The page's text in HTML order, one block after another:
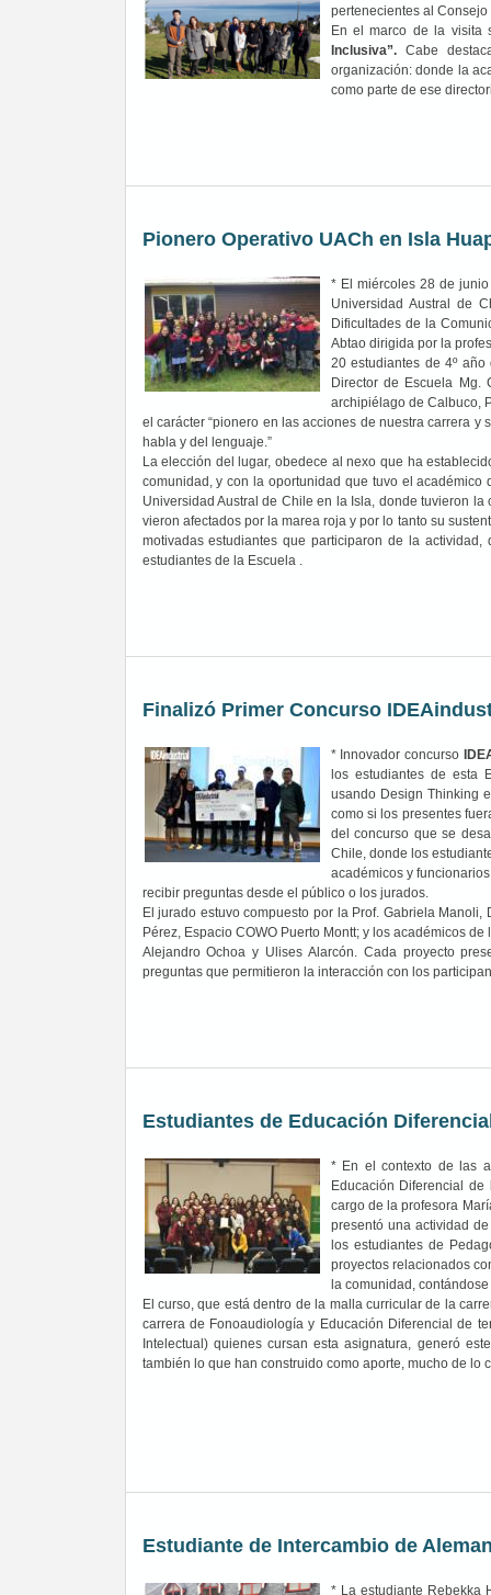
pertenecientes al
En el marco de la visita
Inclusiva”. Cabe
organización: donde la
como
Pionero Operativo UACh en Isla
* El miércoles 28 de
Universidad Austral de
Dificultades de la
Abtao dirigida por la
20 estudiantes de 4º
Director de Escuela
archipiélago de Calbuco,
el carácter “pionero en las acciones de nuestra carrera
habla y del lenguaje.”
La elección del lugar, obedece al nexo que ha
comunidad, y con la oportunidad que tuvo el
Universidad Austral de Chile en la Isla, donde tuvieron
vieron afectados por la marea roja y por lo tanto su
motivadas estudiantes que participaron de la
estudiantes de la
Finalizó Primer Concurso
* Innovador concurso
los estudiantes de esta
usando Design Thinking
como si los presentes
del concurso que se
Chile, donde los
académicos y
recibir preguntas desde el público o los jurados.
El jurado estuvo compuesto por la Prof. Gabriela
Pérez, Espacio COWO Puerto Montt; y los académicos
Alejandro Ochoa y Ulises Alarcón. Cada proyecto
preguntas que permitieron la
Estudiantes de Educación
* En el contexto de las
Educación Diferencial
cargo de la profesora
presentó una actividad
los estudiantes de
proyectos relacionados
la comunidad,
El curso, que está dentro de la malla curricular de la
carrera de Fonoaudiología y Educación Diferencial de
Intelectual) quienes cursan esta asignatura, generó
también lo que han construido como aporte, mucho de lo
Estudiante de Intercambio de
* La estudiante Rebekka